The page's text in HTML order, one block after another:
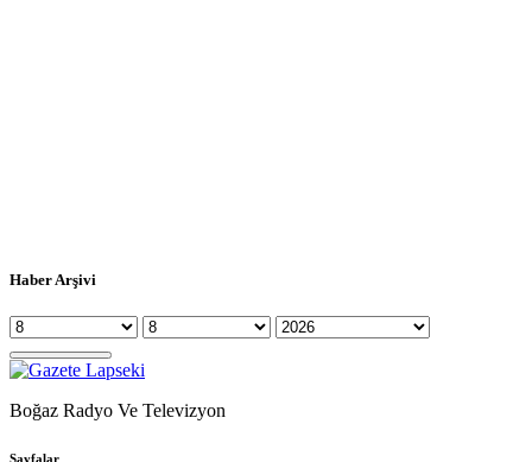
Haber Arşivi
Boğaz Radyo Ve Televizyon
Sayfalar